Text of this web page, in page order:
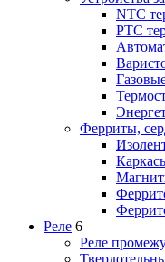
NTC
PTC
Ферриты,
Реле 6
Реле